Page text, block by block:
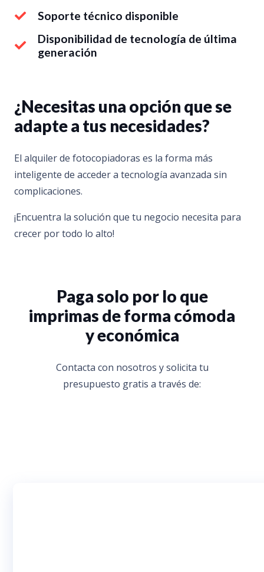
Soporte técnico disponible
Disponibilidad de tecnología de última
generación
¿Necesitas una opción que se
adapte a tus necesidades?
El alquiler de fotocopiadoras es la forma más
inteligente de acceder a tecnología avanzada sin
complicaciones.
¡Encuentra la solución que tu negocio necesita para
crecer por todo lo alto!
Paga solo por lo que
imprimas de forma cómoda
y económica
Contacta con nosotros y solicita tu
presupuesto gratis a través de: